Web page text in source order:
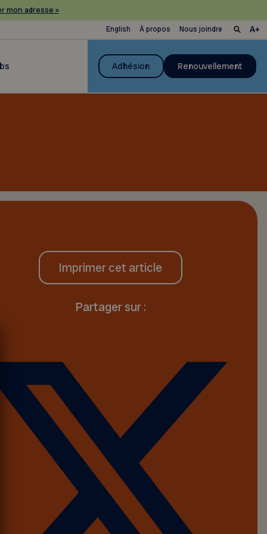
mon adresse »
English À propos Nous joindre
Adhésion Renouvellement
Imprimer cet article
Partager sur :